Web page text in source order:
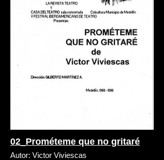
02_Prométeme que no gritaré
Autor: Victor Viviescas